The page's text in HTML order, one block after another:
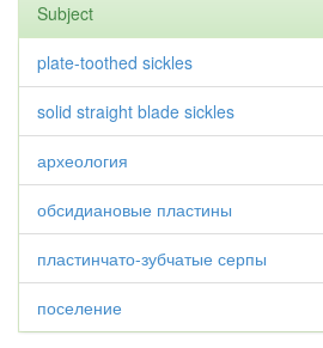
Subject
plate-toothed sickles
solid straight blade sickles
археология
обсидиановые пластины
пластинчато-зубчатые серпы
поселение